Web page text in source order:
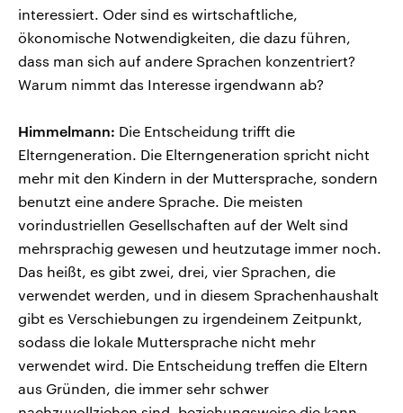
interessiert. Oder sind es wirtschaftliche,
ökonomische Notwendigkeiten, die dazu führen,
dass man sich auf andere Sprachen konzentriert?
Warum nimmt das Interesse irgendwann ab?
Himmelmann: Die Entscheidung trifft die
Elterngeneration. Die Elterngeneration spricht nicht
mehr mit den Kindern in der Muttersprache, sondern
benutzt eine andere Sprache. Die meisten
vorindustriellen Gesellschaften auf der Welt sind
mehrsprachig gewesen und heutzutage immer noch.
Das heißt, es gibt zwei, drei, vier Sprachen, die
verwendet werden, und in diesem Sprachenhaushalt
gibt es Verschiebungen zu irgendeinem Zeitpunkt,
sodass die lokale Muttersprache nicht mehr
verwendet wird. Die Entscheidung treffen die Eltern
aus Gründen, die immer sehr schwer